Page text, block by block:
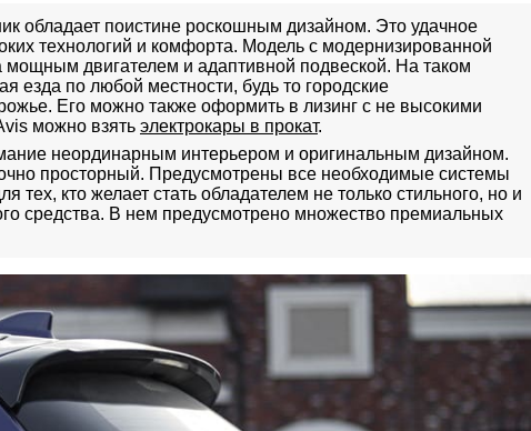
обладает поистине роскошным дизайном. Это удачное
технологий и комфорта. Модель с модернизированной
двигателем и адаптивной подвеской. На таком
езда по любой местности, будь то городские
Его можно также оформить в лизинг с не высокими
можно взять электрокары в прокат.
неординарным интерьером и оригинальным дизайном.
просторный. Предусмотрены все необходимые системы
тех, кто желает стать обладателем не только стильного, но и
средства. В нем предусмотрено множество премиальных